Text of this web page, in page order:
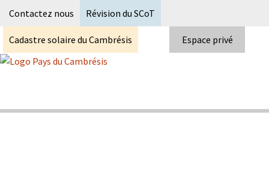
Contactez nous Révision du SCoT
Cadastre solaire du Cambrésis Espace privé